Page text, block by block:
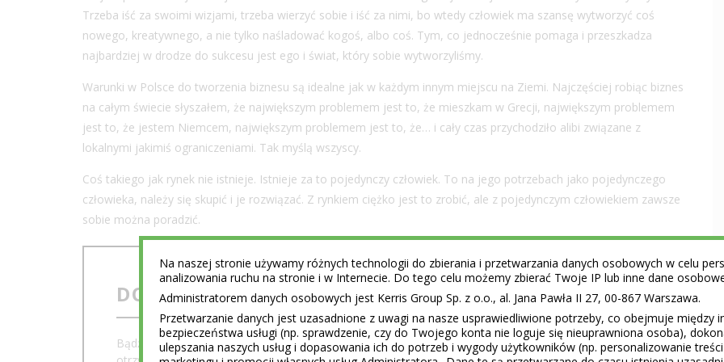
Trzeba iść za swoimi wizjami, trzeba wierzyć sobie i iść za nimi, bo wtedy człowiek ma szansę wytworzyć coś
nowego, kreatywnego, a nie tylko naśladować kogoś, albo coś. Tym, co jednocześnie pomaga i przeszkadza
najbardziej w drodze do sukcesu jest ego i świat, który sobie wytworzyliśmy.
Warunki w Polsce do tworzenia biznesu są idealne jak w każdym innym miejscu na Ziemi. Najczęściej robiąc biznes
na całym świecie słyszałem, że największym problemem jest to, że mieszkam w Grecji, największym problemem
jest to, że jestem Niemcem, największym problemem jest to, że… i cały czas przychodziło alibi związane z
lokalnymi jakimiś ograniczeniami. Tak myślą wszyscy.
Coś takiego jak rynek nie istnieje. Istnieje za to pojedynczy człowiek. To na jego potrzebach jako pojedynczego
człowieka, należy się skupić i je rozwiązać. Z rynkiem ciężko jest to zrobić, ale z pojedynczym człowiekiem zawsze
sobie można poradzić.
DOŁĄCZ DO NEWSLETTERA
Bądź na bieżąco z najciekawszymi artykułami, wydarzeniami i ofertami pracy. Dołącz do newslettera i
Na naszej stronie używamy różnych technologii do zbierania i przetwarzania danych osobowych w celu
analizowania ruchu na stronie i w Internecie. Do tego celu możemy zbierać Twoje IP lub inne dane
Administratorem danych osobowych jest Kerris Group Sp. z o.o., al. Jana Pawła II 27, 00-867 Warszawa.
Przetwarzanie danych jest uzasadnione z uwagi na nasze usprawiedliwione potrzeby, co obejmuje między
bezpieczeństwa usługi (np. sprawdzenie, czy do Twojego konta nie loguje się nieuprawniona osoba),
ulepszania naszych usług i dopasowania ich do potrzeb i wygody użytkowników (np. personalizowanie